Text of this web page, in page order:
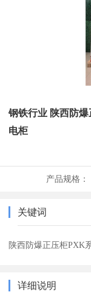
钢铁行业 陕西防
电柜
产品规格：
关键词
陕西防爆正压柜PXK
详细说明